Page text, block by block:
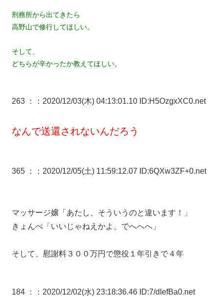
刑務所から出てきたら
高野山で修行してほしい。
そして、
どちらが辛かったか教えてほしい。
263 ： ：2020/12/03(木) 04:13:01.10 ID:H5OzgxXC0.net
なんで送還されないんだろう
365 ： ：2020/12/05(土) 11:59:12.07 ID:6QXw3ZF+0.net
マッサージ嬢「あたし、そういうのと違います！」
きょんべ「いいじゃねえかよ、でへへへ」
そして、慰謝料３００万円で懲役１年引きで４年
184 ： ：2020/12/02(水) 23:18:36.46 ID:7/dIefBa0.net